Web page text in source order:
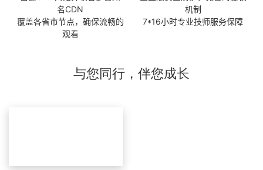
名CDN
覆盖各省市节点，确保流畅的
观看
机制
7*16小时专业技师服务保障
与您同行，伴您成长